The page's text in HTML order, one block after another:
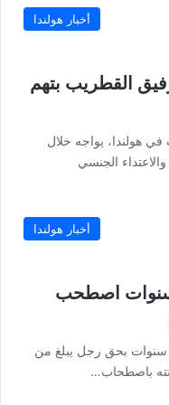
أخبار هولندا
القطريب بتهم
هولندا، يواجه خلال
أخبار هولندا
تقضي بسجن أب 3 سنوات اصطحب
سنوات بحق رجل يبلغ من